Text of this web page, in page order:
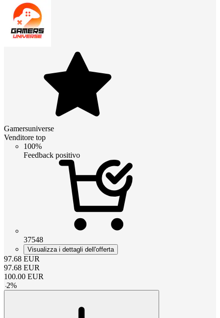
Gamersuniverse
Venditore top
100%
Feedback positivo
37548
Visualizza i dettagli dell'offerta
97.68 EUR
97.68 EUR
100.00 EUR
-2%